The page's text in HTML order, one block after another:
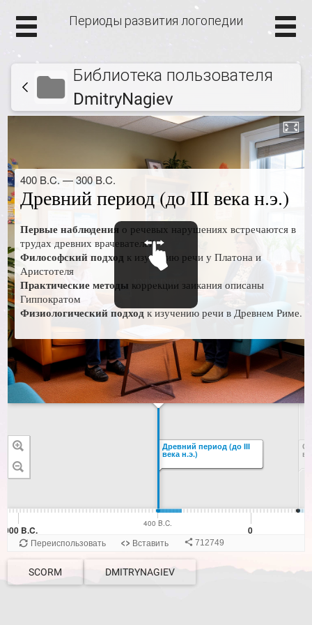
Периоды развития логопедии
Библиотека пользователя
DmitryNagiev
SCORM DMITRYNAGIEV